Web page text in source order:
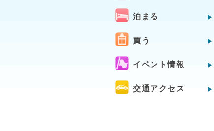
泊まる
買う
イベント情報
交通アクセス